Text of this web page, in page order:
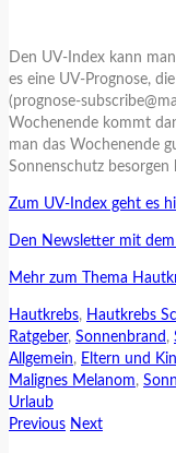
Den UV-Index kann
es eine UV-Prognose,
(prognose-
Wochenende kommt
man das Wochenende
Sonnenschutz besorgen
Zum UV-Index geht es
Den Newsletter mit
Mehr zum Thema
Hautkrebs, Hautkrebs
Ratgeber, Sonnenbrand ,
Allgemein, Eltern und
Malignes Melanom,
Urlaub
Previous Next